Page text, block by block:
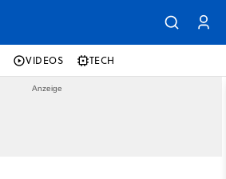
VIDEOS TECH